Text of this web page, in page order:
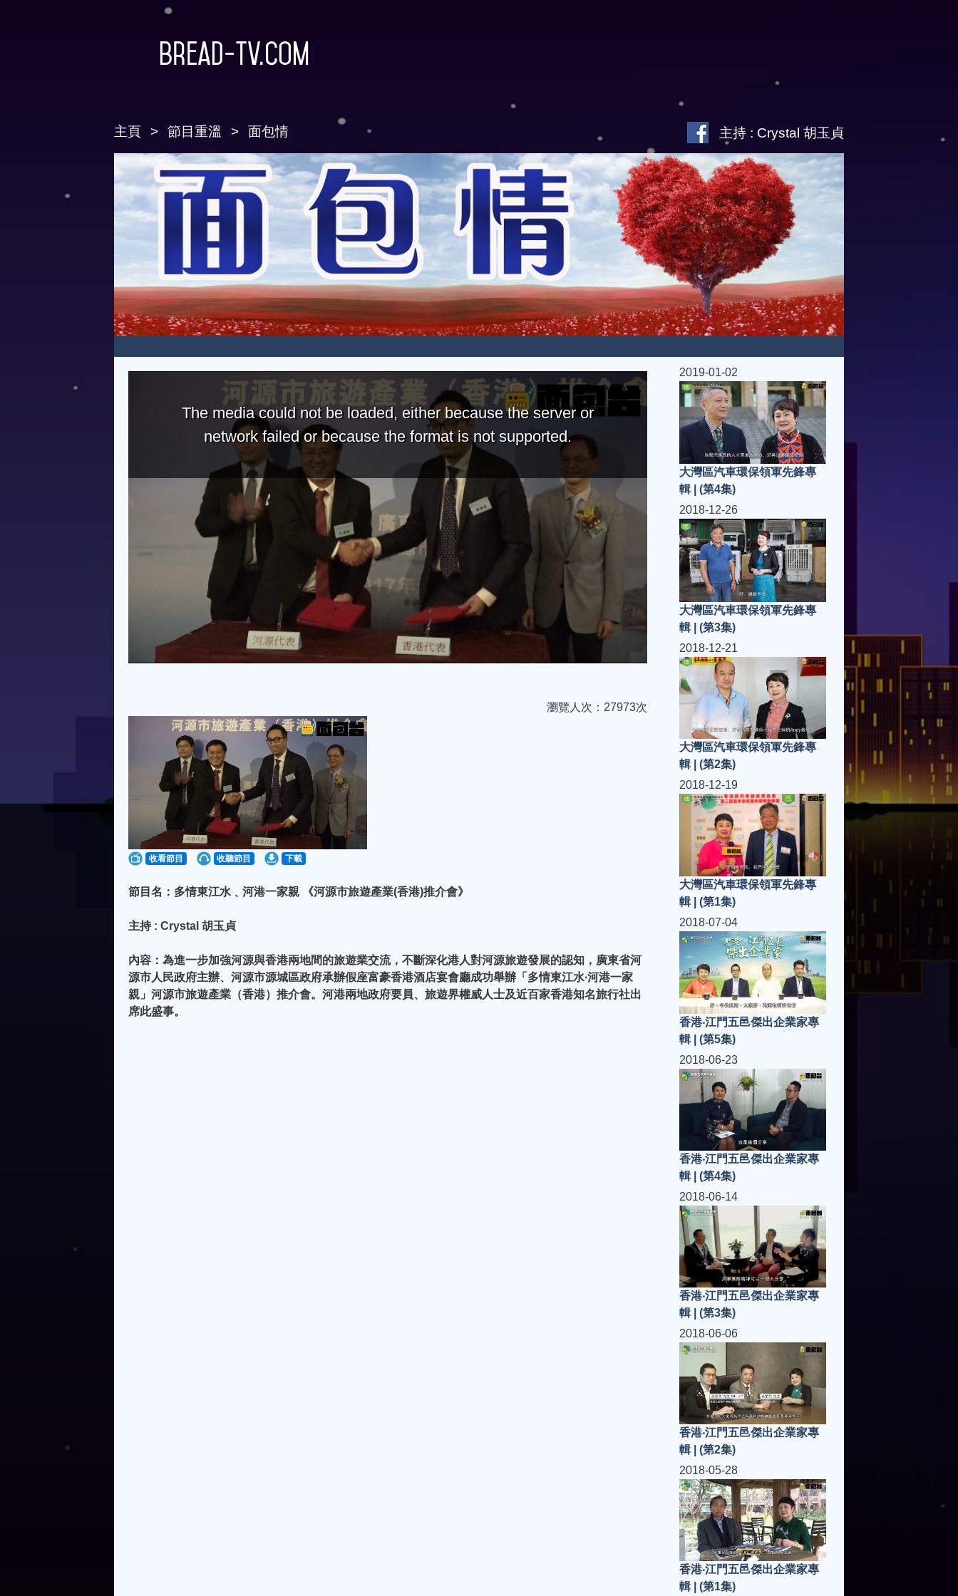
Bread-TV.com
主頁 節目重溫 面包情 主持 : Crystal 胡玉貞
The media could not be loaded, either because the server or
network failed or because the format is not supported.
瀏覽人次：27973次
收看節目 收聽節目 下載
節目名：多情東江水﹑河港一家親 《河源市旅遊產業(香港)推介會》
主持 : Crystal 胡玉貞
內容：為進一步加強河源與香港兩地間的旅遊業交流，不斷深化港人對河源旅遊發展的認知，廣東省河
源市人民政府主辦、河源市源城區政府承辦假座富豪香港酒店宴會廳成功舉辦「多情東江水∙河港一家
親」河源市旅遊產業（香港）推介會。河港兩地政府要員、旅遊界權威人士及近百家香港知名旅行社出
席此盛事。
2019-01-02
大灣區汽車環保領軍先鋒專
輯 | (第4集)
2018-12-26
大灣區汽車環保領軍先鋒專
輯 | (第3集)
2018-12-21
大灣區汽車環保領軍先鋒專
輯 | (第2集)
2018-12-19
大灣區汽車環保領軍先鋒專
輯 | (第1集)
2018-07-04
香港‧江門五邑傑出企業家專
輯 | (第5集)
2018-06-23
香港‧江門五邑傑出企業家專
輯 | (第4集)
2018-06-14
香港‧江門五邑傑出企業家專
輯 | (第3集)
2018-06-06
香港‧江門五邑傑出企業家專
輯 | (第2集)
2018-05-28
香港‧江門五邑傑出企業家專
輯 | (第1集)